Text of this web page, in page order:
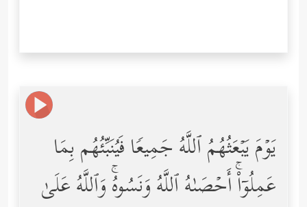
یَوۡمَ یَبۡعَثُهُمُ ٱللَّهُ جَمِیعࣰا فَیُنَبِّئُهُم بِمَا
عَمِلُوۤاْۚ أَحۡصَىٰهُ ٱللَّهُ وَنَسُوهُۚ وَٱللَّهُ عَلَىٰ